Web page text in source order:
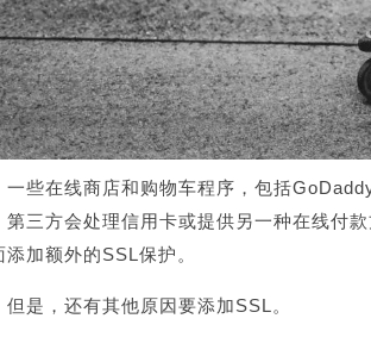
一些在线商店和购物车程序，包括
第三方会处理信用卡或提供另一种在线付
添加额外的SSL保护。
但是，还有其他原因要添加SSL。